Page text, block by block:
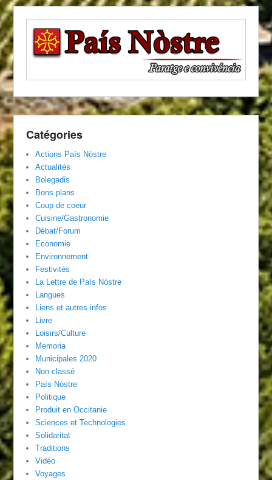
Catégories
Actions País Nòstre
Actualités
Bolegadis
Bons plans
Coup de coeur
Cuisine/Gastronomie
Débat/Forum
Economie
Environnement
Festivités
La Lettre de País Nòstre
Langues
Liens et autres infos
Livre
Loisirs/Culture
Memoria
Municipales 2020
Non classé
País Nòstre
Politique
Produit en Occitanie
Sciences et Technologies
Solidaritat
Traditions
Vidéo
Voyages